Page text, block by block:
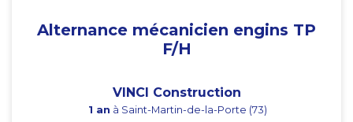
Alternance mécanicien engins TP
F/H
VINCI Construction
1 an à Saint-Martin-de-la-Porte (73)